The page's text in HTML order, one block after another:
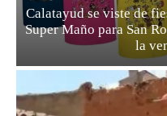
Calatayud se viste de
Super Maño para San
la